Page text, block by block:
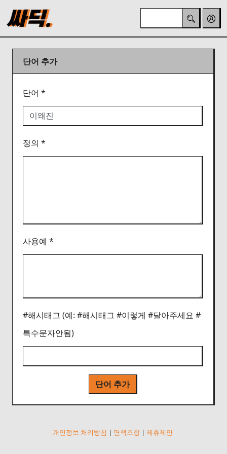
단어 추가
단어 *
정의 *
사용예 *
#해시태그 (예: #해시태그 #이렇게 #달아주세요 #
특수문자안됨)
단어 추가
개인정보 처리방침 | 면책조항 | 제휴제안